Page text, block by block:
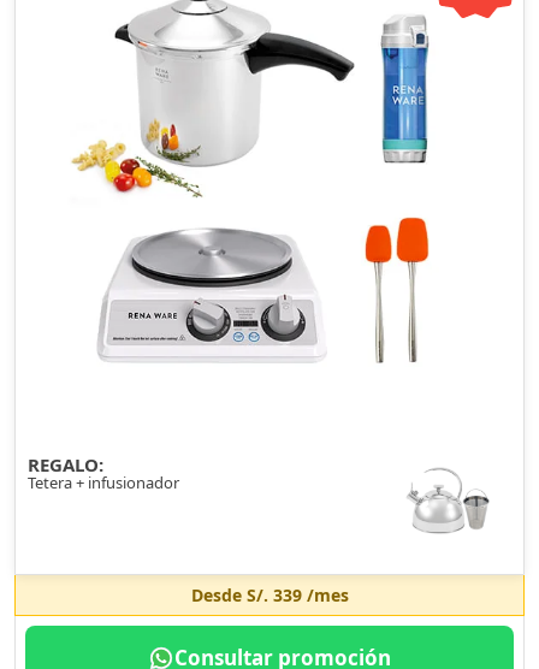
REGALO:
Tetera + infusionador
Desde S/. 339/mes
Consultar promoción